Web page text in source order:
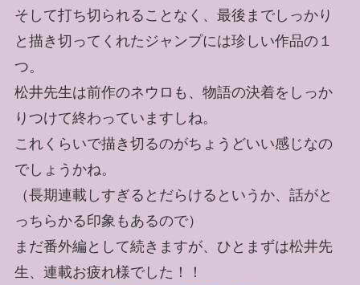
そして打ち切られることなく、最後までしっかり
と描き切ってくれたジャンプには珍しい作品の１
つ。
松井先生は前作のネウロも、物語の決着をしっか
りつけて終わっていますしね。
これくらいで描き切るのがちょうどいい感じなの
でしょうかね。
（長期連載しすぎるとだらけるというか、話がと
っちらかる印象もあるので）
まだ番外編として続きますが、ひとまずは松井先
生、連載お疲れ様でした！！